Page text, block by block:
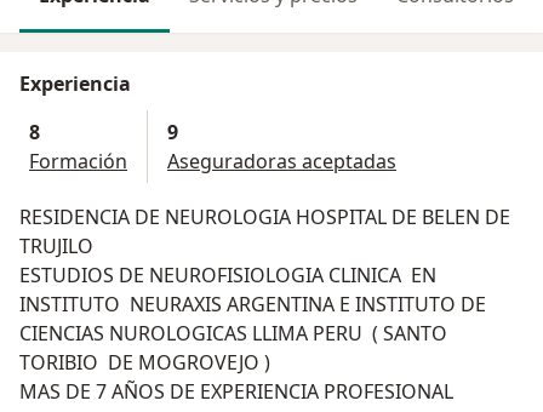
Experiencia
8
Formación
9
Aseguradoras aceptadas
RESIDENCIA DE NEUROLOGIA HOSPITAL DE BELEN DE
TRUJILO
ESTUDIOS DE NEUROFISIOLOGIA CLINICA EN
INSTITUTO NEURAXIS ARGENTINA E INSTITUTO DE
CIENCIAS NUROLOGICAS LLIMA PERU ( SANTO
TORIBIO DE MOGROVEJO )
MAS DE 7 AÑOS DE EXPERIENCIA PROFESIONAL